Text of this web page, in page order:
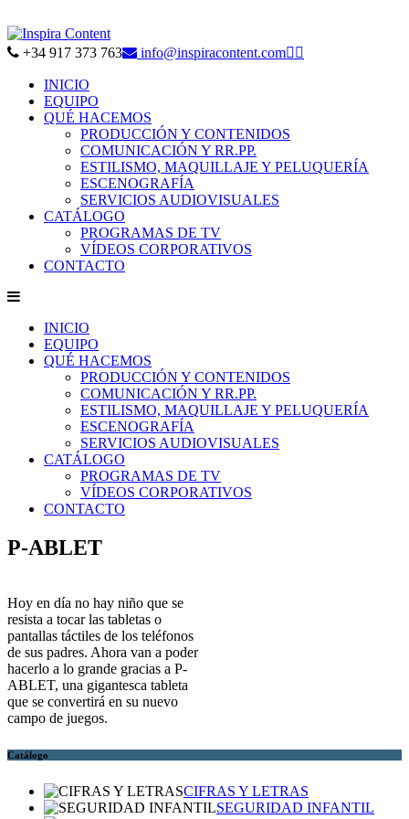
+34 917 373 763 info@inspiracontent.com 
INICIO
EQUIPO
QUÉ HACEMOS
PRODUCCIÓN Y CONTENIDOS
COMUNICACIÓN Y RR.PP.
ESTILISMO, MAQUILLAJE Y PELUQUERÍA
ESCENOGRAFÍA
SERVICIOS AUDIOVISUALES
CATÁLOGO
PROGRAMAS DE TV
VÍDEOS CORPORATIVOS
CONTACTO
INICIO
EQUIPO
QUÉ HACEMOS
PRODUCCIÓN Y CONTENIDOS
COMUNICACIÓN Y RR.PP.
ESTILISMO, MAQUILLAJE Y PELUQUERÍA
ESCENOGRAFÍA
SERVICIOS AUDIOVISUALES
CATÁLOGO
PROGRAMAS DE TV
VÍDEOS CORPORATIVOS
CONTACTO
P-ABLET
Hoy en día no hay niño que se
resista a tocar las tabletas o
pantallas táctiles de los teléfonos
de sus padres. Ahora van a poder
hacerlo a lo grande gracias a P-
ABLET, una gigantesca tableta
que se convertirá en su nuevo
campo de juegos.
Catálogo
CIFRAS Y LETRAS
SEGURIDAD INFANTIL